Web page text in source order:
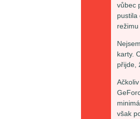
vůbec
pustila
režimu
karty.
přijde,
však